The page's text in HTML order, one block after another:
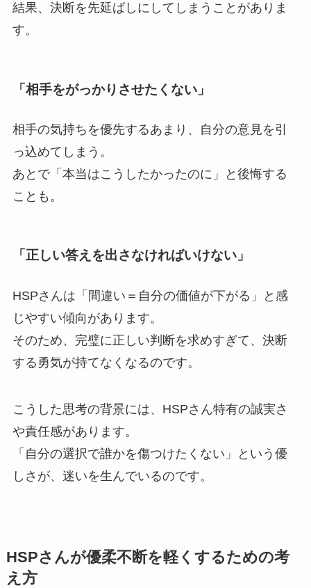
結果、決断を先延ばしにしてしまうことがありま
す。
「相手をがっかりさせたくない」
相手の気持ちを優先するあまり、自分の意見を引
っ込めてしまう。
あとで「本当はこうしたかったのに」と後悔する
ことも。
「正しい答えを出さなければいけない」
HSPさんは「間違い＝自分の価値が下がる」と感
じやすい傾向があります。
そのため、完璧に正しい判断を求めすぎて、決断
する勇気が持てなくなるのです。
こうした思考の背景には、HSPさん特有の誠実さ
や責任感があります。
「自分の選択で誰かを傷つけたくない」という優
しさが、迷いを生んでいるのです。
HSPさんが優柔不断を軽くするための考
え方